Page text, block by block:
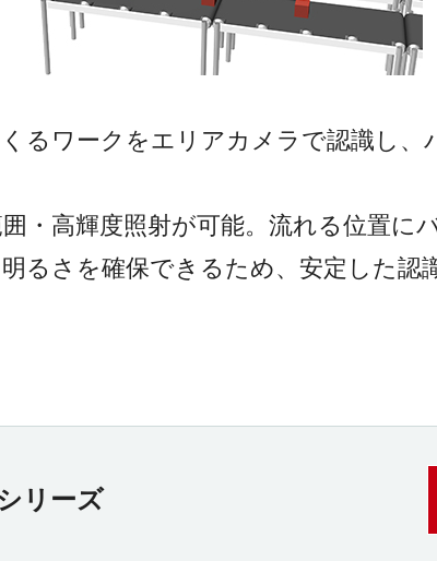
るワークをエリアカメラで認識し、
・高輝度照射が可能。流れる位置に
るさを確保できるため、安定した認
リーズ